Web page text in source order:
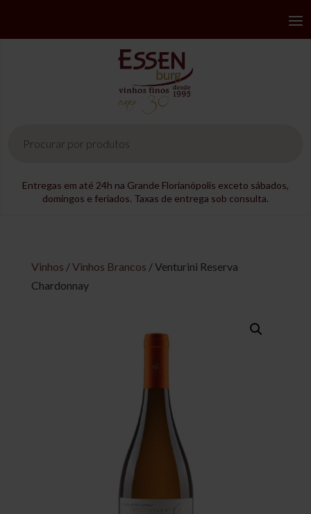
produtos
Entregas em até 24h na Grande Florianópolis exceto sábados,
domingos e feriados. Taxas de entrega sob consulta.
Vinhos /Vinhos Brancos / Venturini Reserva
Chardonnay